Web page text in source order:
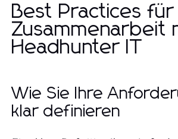
Best Practices für
Zusammenarbeit
Headhunter IT
Wie Sie Ihre
klar definieren